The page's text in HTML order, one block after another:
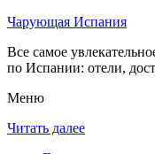
Чарующая Испания
Все самое
по Испании: отели,
Меню
Читать далее